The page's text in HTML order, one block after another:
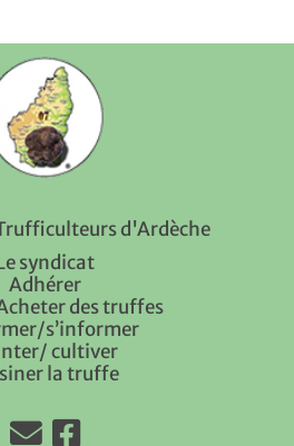
d'Ardèche
syndicat
Adhérer
des truffes
s’informer
cultiver
la truffe